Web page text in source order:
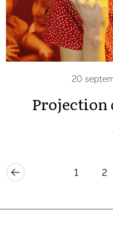
20
Projection
1 2